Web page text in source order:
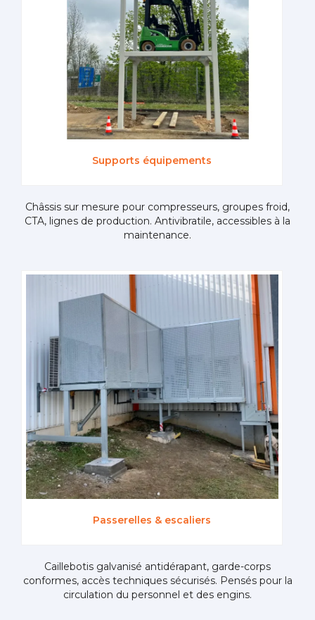
Supports équipements
Châssis sur mesure pour compresseurs, groupes froid,
CTA, lignes de production. Antivibratile, accessibles à la
maintenance.
Passerelles & escaliers
Caillebotis galvanisé antidérapant, garde-corps
conformes, accès techniques sécurisés. Pensés pour la
circulation du personnel et des engins.